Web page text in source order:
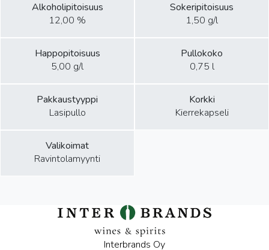
Alkoholipitoisuus
12,00 %
Sokeripitoisuus
1,50 g/l
Happopitoisuus
5,00 g/l
Pullokoko
0,75 l
Pakkaustyyppi
Lasipullo
Korkki
Kierrekapseli
Valikoimat
Ravintolamyynti
Interbrands Oy